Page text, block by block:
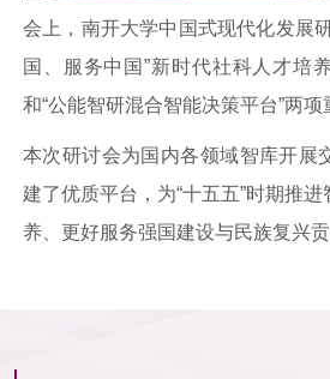
会上，南开大学中国式现代化发展
国、服务中国”新时代社科人才培
和“公能智研混合智能决策平台”两项
本次研讨会为国内各领域智库开展
建了优质平台，为“十五五”时期推
养、更好服务强国建设与民族复兴